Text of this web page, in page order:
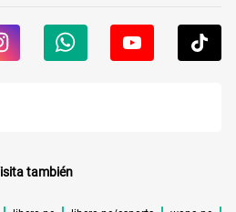
también